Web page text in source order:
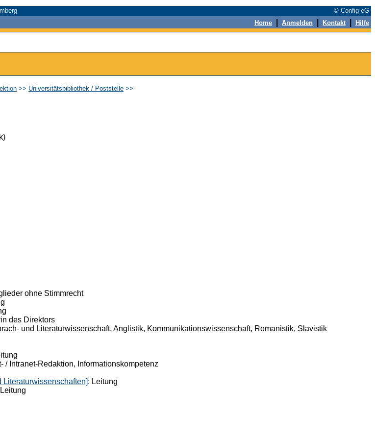
© Config eG
Home Anmelden Kontakt Hilfe
>> Universitätsbibliothek / Poststelle >>
ohne Stimmrecht
des Direktors
und Literaturwissenschaft, Anglistik, Kommunikationswissenschaft, Romanistik, Slavistik
/ Intranet-Redaktion, Informationskompetenz
: Leitung